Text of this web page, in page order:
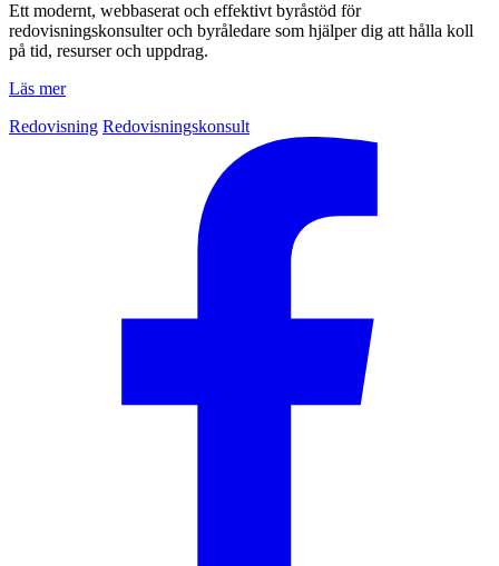
Ett modernt, webbaserat och effektivt byråstöd för
redovisningskonsulter och byråledare som hjälper dig att hålla koll
på tid, resurser och uppdrag.
Läs mer
Redovisning Redovisningskonsult